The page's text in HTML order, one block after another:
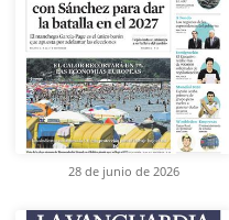
28 de junio de 2026